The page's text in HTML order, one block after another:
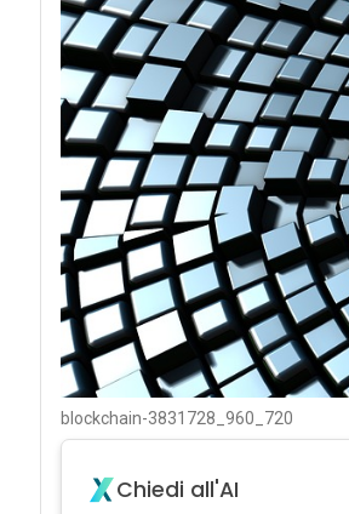
blockchain-3831728_960_720
Chiedi all'AI